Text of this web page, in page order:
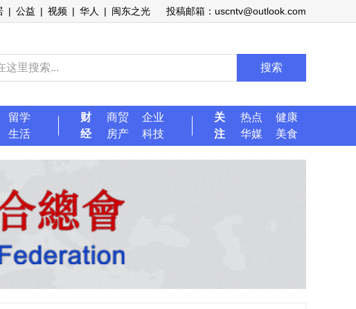
| 公益 | 视频 | 华人 | 闽东之光 投稿邮箱：uscntv@outlook.com
搜索
留学
生活
财
经
商贸
企业
房产
科技
关
注
热点
健康
华媒
美食